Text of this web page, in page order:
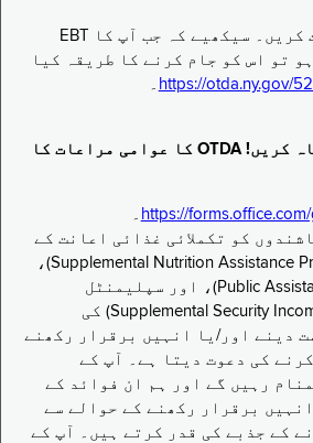
اپنی مراعات کی حفاظت کریں۔ سیکھیے کہ جب آپ کا EBT
تو اس کو جام کرنے کا طریقہ کیا
https://otda.ny.gov/ ۔
ہمیں اپنی رائے سے آگاہ کریں! OTDA کا عوامی مراعات کا
https:// ۔
کو تکملائی غذائی اعانت کے
پروگرام (Supplemental Nutrition Assistance Program, SNAP)،
عوامی معاونت (Public Assistance, PA)، اور سپلیمنٹل
سیکیورٹی انکم (Supplemental Security Income, SSI) کی
دینے اور/یا انہیں برقرار رکھنے
کی دعوت دیتا ہے۔ آپ کے
رہیں گے اور ہم ان فوائد کے
برقرار رکھنے کے حوالے سے
کے جذبے کی قدر کرتے ہیں۔ آپ کے